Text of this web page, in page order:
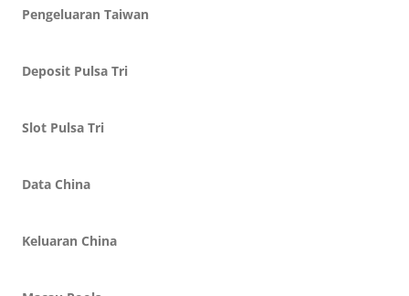
Pengeluaran Taiwan
Deposit Pulsa Tri
Slot Pulsa Tri
Data China
Keluaran China